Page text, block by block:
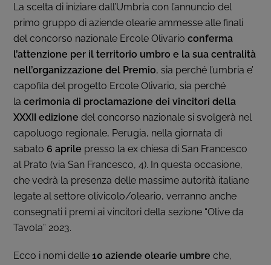
La scelta di iniziare dall’Umbria con l’annuncio del
primo gruppo di aziende olearie ammesse alle finali
del concorso nazionale Ercole Olivarioconferma
l’attenzione per il territorio umbro e la sua centralità
nell’organizzazione del Premio, sia perché l’umbria e’
capofila del progetto Ercole Olivario, sia perché
lacerimonia di proclamazione dei vincitori della
XXXII edizione del concorso nazionale si svolgerà nel
capoluogo regionale, Perugia, nella giornata di
sabato 6 aprile presso la ex chiesa di San Francesco
al Prato (via San Francesco, 4). In questa occasione,
che vedrà la presenza delle massime autorità italiane
legate al settore olivicolo/oleario, verranno anche
consegnati i premi ai vincitori della sezione “Olive da
Tavola” 2023.
Ecco i nomi delle10 aziende olearie umbre che,